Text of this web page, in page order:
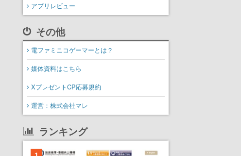
アプリレビュー
その他
電ファミニコゲーマーとは？
媒体資料はこちら
XプレゼントCP応募規約
運営：株式会社マレ
ランキング